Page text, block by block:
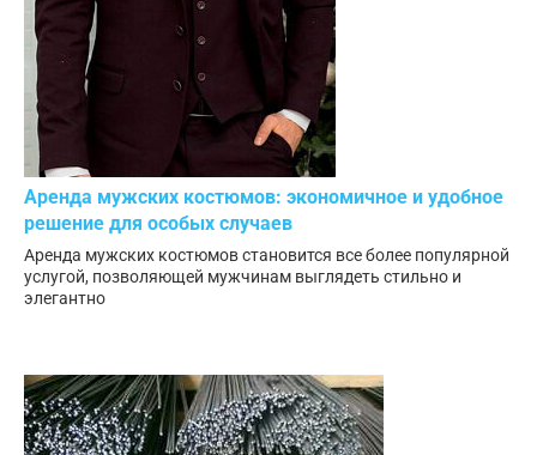
Аренда мужских костюмов: экономичное и удобное
решение для особых случаев
Аренда мужских костюмов становится все более популярной
услугой, позволяющей мужчинам выглядеть стильно и
элегантно